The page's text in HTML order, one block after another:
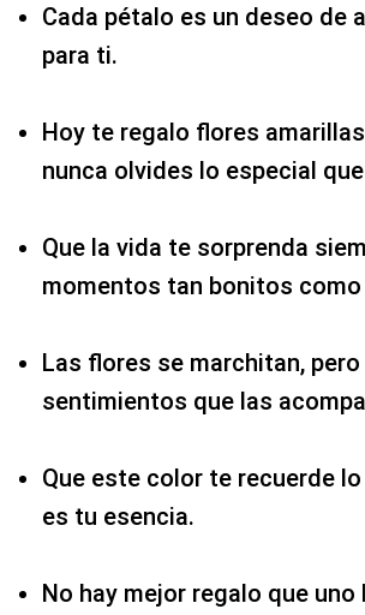
Cada pétalo es un deseo de
para ti.
Hoy te regalo flores
nunca olvides lo especial
Que la vida te sorprenda
momentos tan bonitos
Las flores se marchitan,
sentimientos que las
Que este color te recuerde
es tu esencia.
No hay mejor regalo que uno